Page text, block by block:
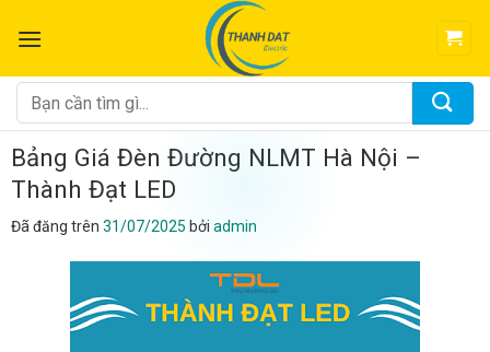
đến
dung
Tìm
kiếm:
Bảng Giá Đèn Đường NLMT Hà Nội –
Thành Đạt LED
Đã đăng trên 31/07/2025 bởi admin